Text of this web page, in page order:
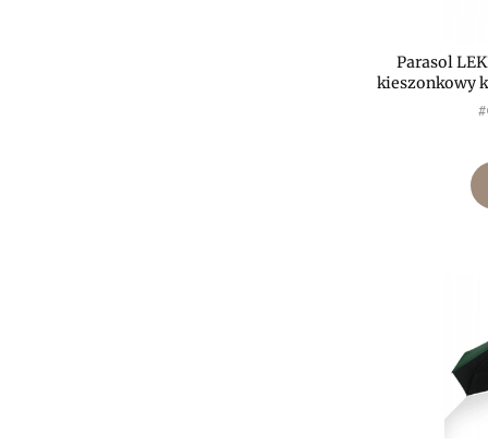
Parasol
kieszonkowy